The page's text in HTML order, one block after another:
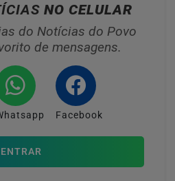
NO CELULAR
do Notícias do Povo
de mensagens.
Facebook
ENTRAR